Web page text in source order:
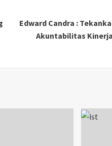
Edward Candra :
Akuntabilitas